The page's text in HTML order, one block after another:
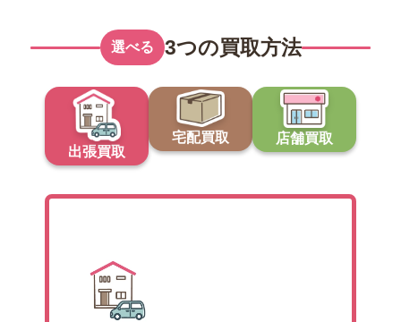
選べる 3つの買取方法
出張買取
宅配買取 店舗買取